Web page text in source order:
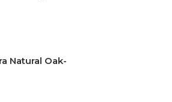
Natural Oak-